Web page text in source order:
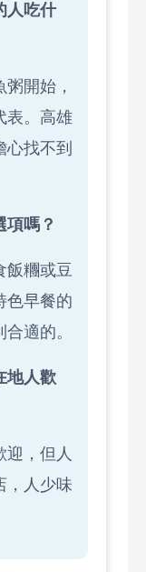
人吃什
開始，
表。高雄
找不到
項嗎？
飯糰或豆
色早餐的
適的。
地人歡
迎，但人
，人少味